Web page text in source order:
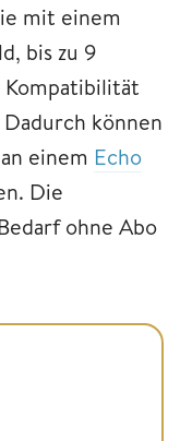
mit einem
bis zu 9
können
einem Echo
Die
ohne Abo